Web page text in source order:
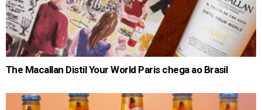
The Macallan Distil Your World Paris chega ao Brasil